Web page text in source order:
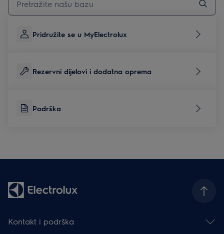
Pridružite se u MyElectrolux
Rezervni dijelovi i dodatna oprema
Podrška
Kontakt i podrška